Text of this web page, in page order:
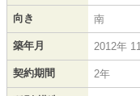
向き 南
築年月 2012年
契約期間 2年